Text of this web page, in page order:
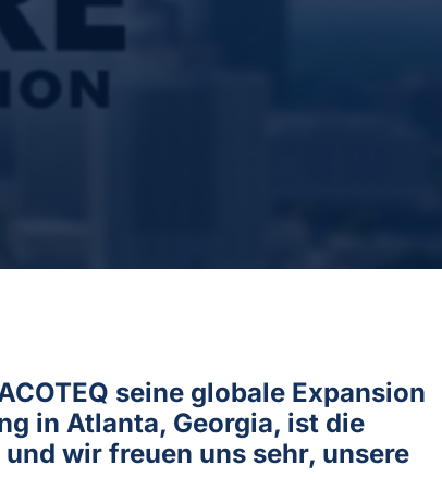
seine globale Expansion
in Atlanta, Georgia, ist die
wir freuen uns sehr, unsere